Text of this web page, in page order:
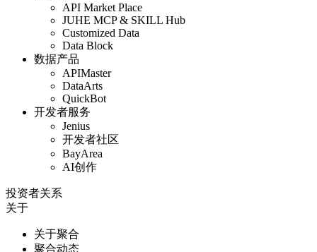
API Market Place
JUHE MCP & SKILL Hub
Customized Data
Data Block
数据产品
APIMaster
DataArts
QuickBot
开发者服务
Jenius
开发者社区
BayArea
AI创作
投资者关系
关于
关于聚合
聚合动态